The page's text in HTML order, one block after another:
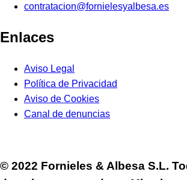
contratacion@fornielesyalbesa.es
Enlaces
Aviso Legal
Política de Privacidad
Aviso de Cookies
Canal de denuncias
© 2022 Fornieles & Albesa S.L.